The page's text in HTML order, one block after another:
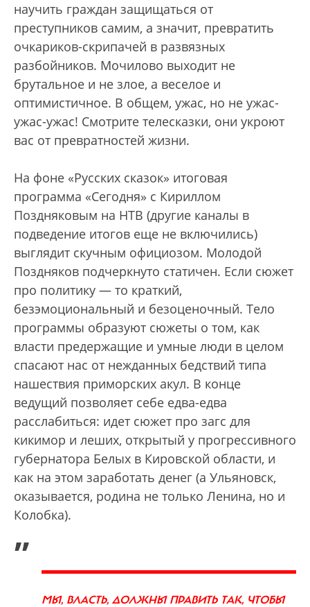
научить граждан защищаться от
преступников самим, а значит, превратить
очкариков-скрипачей в развязных
разбойников. Мочилово выходит не
брутальное и не злое, а веселое и
оптимистичное. В общем, ужас, но не ужас-
ужас-ужас! Смотрите телесказки, они укроют
вас от превратностей жизни.
На фоне «Русских сказок» итоговая
программа «Сегодня» с Кириллом
Поздняковым на НТВ (другие каналы в
подведение итогов еще не включились)
выглядит скучным официозом. Молодой
Поздняков подчеркнуто статичен. Если сюжет
про политику — то краткий,
безэмоциональный и безоценочный. Тело
программы образуют сюжеты о том, как
власти предержащие и умные люди в целом
спасают нас от нежданных бедствий типа
нашествия приморских акул. В конце
ведущий позволяет себе едва-едва
расслабиться: идет сюжет про загс для
кикимор и леших, открытый у прогрессивного
губернатора Белых в Кировской области, и
как на этом заработать денег (а Ульяновск,
оказывается, родина не только Ленина, но и
Колобка).
„
МЫ, ВЛАСТЬ, ДОЛЖНЫ ПРАВИТЬ ТАК, ЧТОБЫ